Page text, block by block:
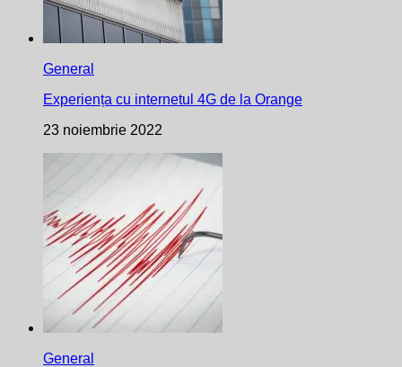
General
Experiența cu internetul 4G de la Orange
23 noiembrie 2022
General